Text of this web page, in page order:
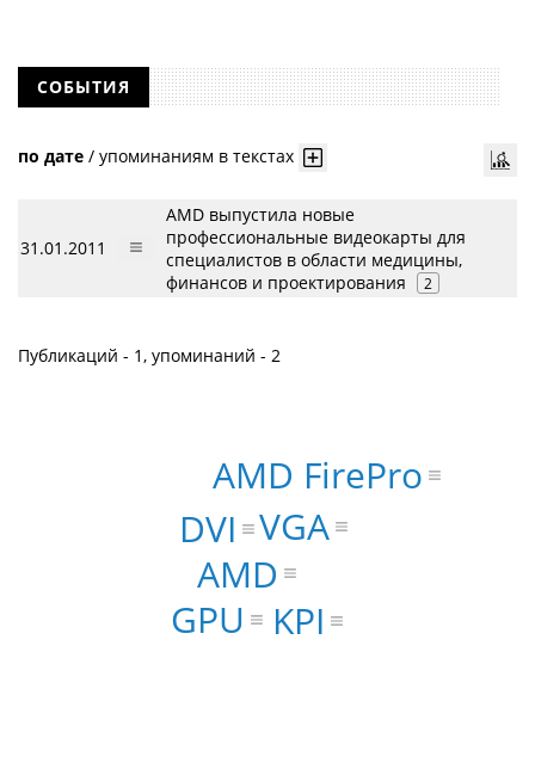
СОБЫТИЯ
по дате / упоминаниям в текстах
31.01.2011
AMD выпустила новые
профессиональные видеокарты для
специалистов в области медицины,
финансов и проектирования
2
Публикаций - 1, упоминаний - 2
AMD
VGA
DVI
GPU
AMD FirePro
KPI